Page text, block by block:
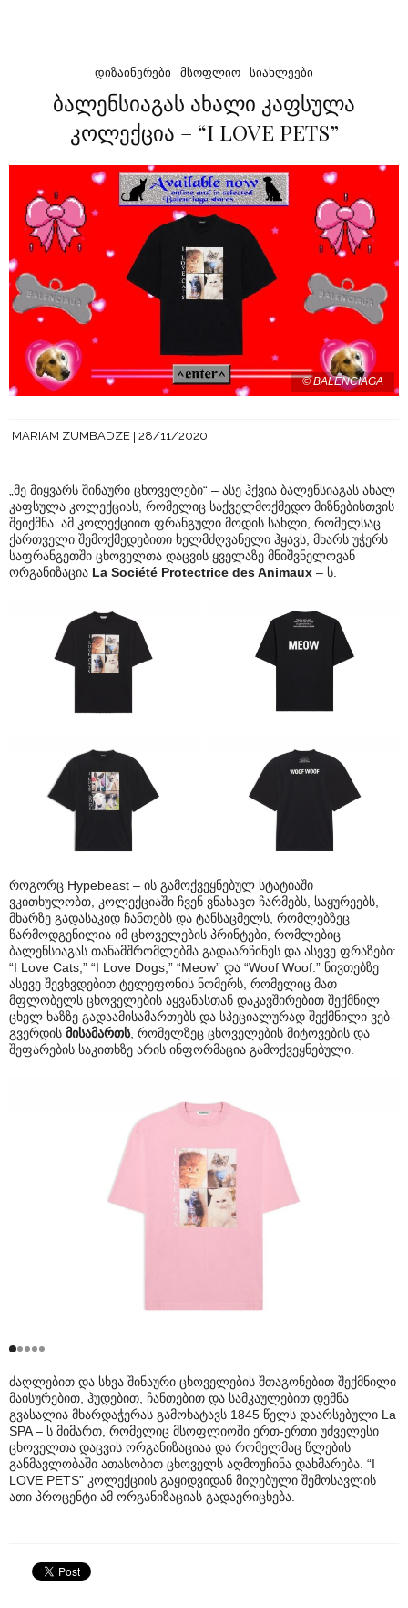
ᲓᲘᲖᲐᲘᲜᲔᲠᲔᲑᲘ ᲛᲡᲝᲤᲚᲘᲝ ᲡᲘᲐᲮᲚᲔᲔᲑᲘ
ბალენსიაგას ახალი კაფსულა
კოლექცია – “I LOVE PETS”
© BALENCIAGA
MARIAM ZUMBADZE 28/11/2020
„მე მიყვარს შინაური ცხოველები“ – ასე ჰქვია ბალენსიაგას ახალ
კაფსულა კოლექციას, რომელიც საქველმოქმედო მიზნებისთვის
შეიქმნა. ამ კოლექციით ფრანგული მოდის სახლი, რომელსაც
ქართველი შემოქმედებითი ხელმძღვანელი ჰყავს, მხარს უჭერს
საფრანგეთში ცხოველთა დაცვის ყველაზე მნიშვნელოვან
ორგანიზაცია La Société Protectrice des Animaux – ს.
როგორც Hypebeast – ის გამოქვეყნებულ სტატიაში
ვკითხულობთ, კოლექციაში ჩვენ ვნახავთ ჩარმებს, საყურეებს,
მხარზე გადასაკიდ ჩანთებს და ტანსაცმელს, რომლებზეც
წარმოდგენილია იმ ცხოველების პრინტები, რომლებიც
ბალენსიაგას თანამშრომლებმა გადაარჩინეს და ასევე ფრაზები:
“I Love Cats,” “I Love Dogs,” “Meow” და “Woof Woof.” ნივთებზე
ასევე შევხვდებით ტელეფონის ნომერს, რომელიც მათ
მფლობელს ცხოველების აყვანასთან დაკავშირებით შექმნილ
ცხელ ხაზზე გადაამისამართებს და სპეციალურად შექმნილი ვებ-
გვერდის მისამართს, რომელზეც ცხოველების მიტოვების და
შეფარების საკითხზე არის ინფორმაცია გამოქვეყნებული.
ძაღლებით და სხვა შინაური ცხოველების შთაგონებით შექმნილი
მაისურებით, ჰუდებით, ჩანთებით და სამკაულებით დემნა
გვასალია მხარდაჭერას გამოხატავს 1845 წელს დაარსებული La
SPA – ს მიმართ, რომელიც მსოფლიოში ერთ-ერთი უძველესი
ცხოველთა დაცვის ორგანიზაციაა და რომელმაც წლების
განმავლობაში ათასობით ცხოველს აღმოუჩინა დახმარება. “I
LOVE PETS” კოლექციის გაყიდვიდან მიღებული შემოსავლის
ათი პროცენტი ამ ორგანიზაციას გადაერიცხება.